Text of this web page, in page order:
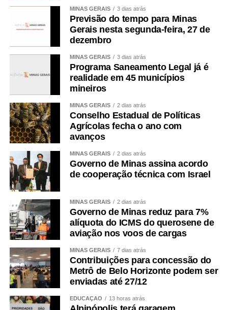
MINAS GERAIS 3 dias atrás
Previsão do tempo para Minas
Gerais nesta segunda-feira, 27 de
dezembro
MINAS GERAIS 3 dias atrás
Programa Saneamento Legal já é
realidade em 45 municípios
mineiros
MINAS GERAIS 2 dias atrás
Conselho Estadual de Políticas
Agrícolas fecha o ano com
avanços
MINAS GERAIS 2 dias atrás
Governo de Minas assina acordo
de cooperação técnica com Israel
MINAS GERAIS 2 dias atrás
Governo de Minas reduz para 7%
alíquota do ICMS do querosene de
aviação nos voos de cargas
MINAS GERAIS 7 dias atrás
Contribuições para concessão do
Metrô de Belo Horizonte podem ser
enviadas até 27/12
EDUCAÇÃO 13 horas atrás